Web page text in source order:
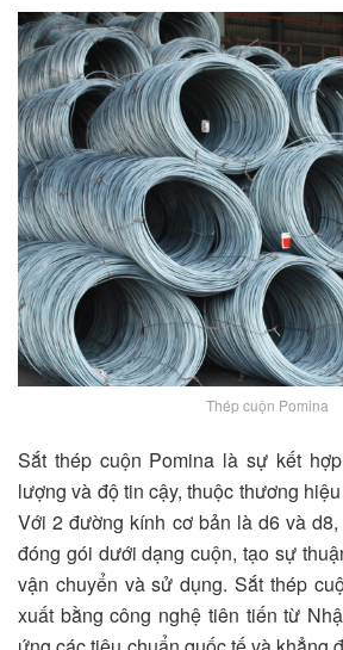
Thép cuộn Pomina
Sắt thép cuộn Pomina là sự kết
lượng và độ tin cậy, thuộc thương
Với 2 đường kính cơ bản là d6 và
đóng gói dưới dạng cuộn, tạo sự
vận chuyển và sử dụng. Sắt thép
xuất bằng công nghệ tiên tiến từ